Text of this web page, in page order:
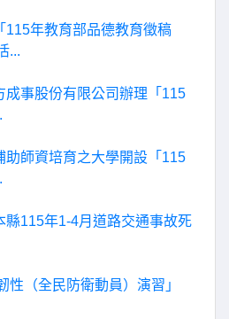
115年教育部品德教育徵稿
...
成事股份有限公司辦理「115
助師資培育之大學開設「115
縣115年1-4月道路交通事故死
性（全民防衛動員）演習」